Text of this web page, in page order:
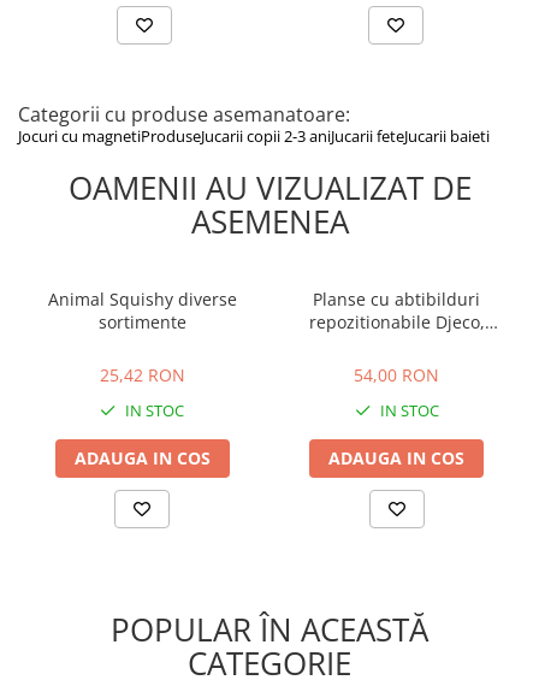
Dimensiune piesă: 6,5 x 0,5 cm
Jucăria conține magneți care pot provoca accidente grave dacă
jocului, păstrarea ambalajelor departe de copii și evitarea
expunerii jucăriei la foc, temperaturi ridicate și umiditate.
Categorii cu produse asemanatoare:
Jocuri cu magnetiProduseJucarii copii 2-3 aniJucarii feteJucarii baieti
OAMENII AU VIZUALIZAT DE
ASEMENEA
Animal Squishy diverse
sortimente
25,42 RON
IN STOC
ADAUGA IN COS
Planse cu abtibilduri
repozitionabile Djeco,
2 ani +
54,00 RON
IN STOC
ADAUGA IN COS
POPULAR ÎN ACEASTĂ
CATEGORIE